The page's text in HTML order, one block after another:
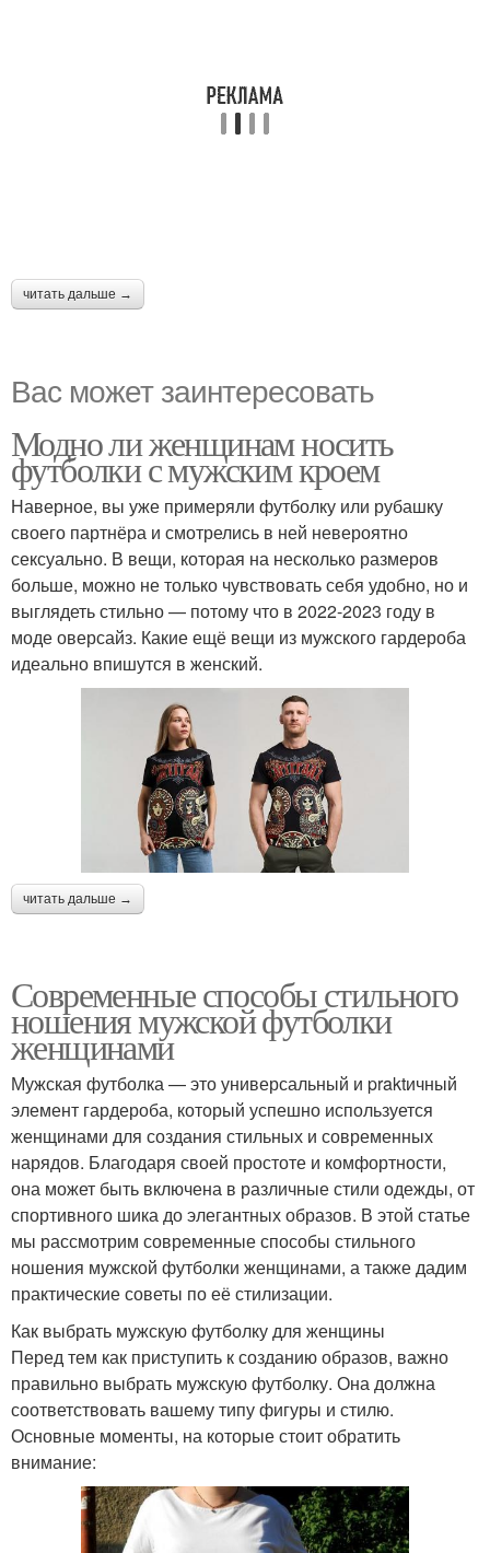
читать дальше →
Вас может заинтересовать
Модно ли женщинам носить
футболки с мужским кроем
Наверное, вы уже примеряли футболку или рубашку
своего партнёра и смотрелись в ней невероятно
сексуально. В вещи, которая на несколько размеров
больше, можно не только чувствовать себя удобно, но и
выглядеть стильно — потому что в 2022-2023 году в
моде оверсайз. Какие ещё вещи из мужского гардероба
идеально впишутся в женский.
читать дальше →
Современные способы стильного
ношения мужской футболки
женщинами
Мужская футболка — это универсальный и praktичный
элемент гардероба, который успешно используется
женщинами для создания стильных и современных
нарядов. Благодаря своей простоте и комфортности,
она может быть включена в различные стили одежды, от
спортивного шика до элегантных образов. В этой статье
мы рассмотрим современные способы стильного
ношения мужской футболки женщинами, а также дадим
практические советы по её стилизации.
Как выбрать мужскую футболку для женщины
Перед тем как приступить к созданию образов, важно
правильно выбрать мужскую футболку. Она должна
соответствовать вашему типу фигуры и стилю.
Основные моменты, на которые стоит обратить
внимание: